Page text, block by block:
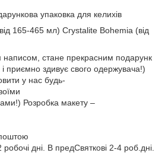
упаковка для келихів
165-465 мл) Crystalite Bohemia (від
написом, стане прекрасним подарунк
приємно здивує свого одержувача!)
у нас будь-
Розробка макету –
дні. В предСвяткові 2-4 роб.дні.